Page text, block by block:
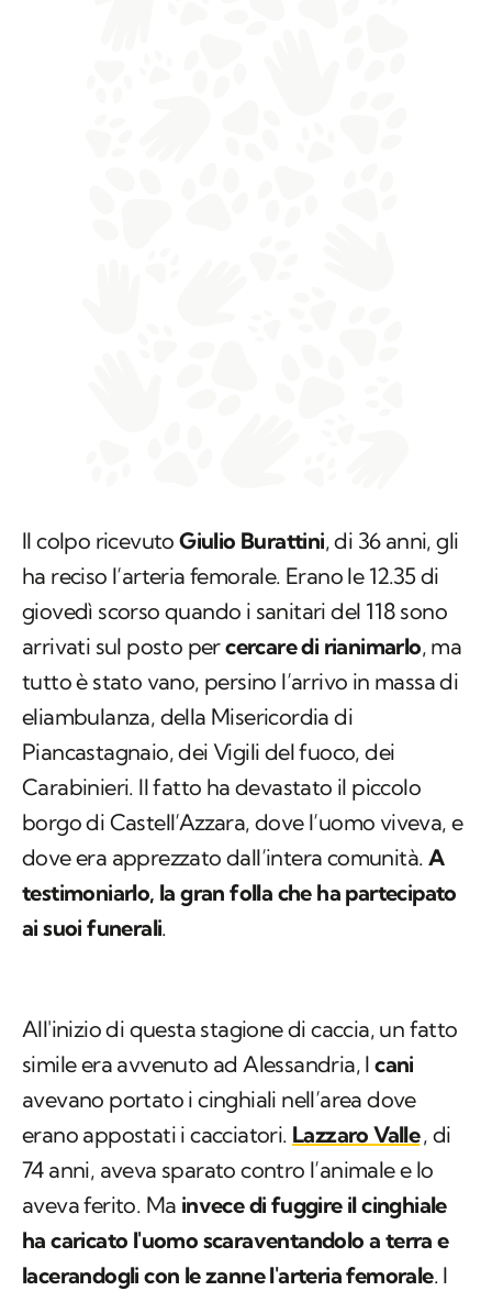
Il colpo ricevutoGiulio Burattini, di 36 anni, gli
ha reciso l’arteria femorale. Erano le 12.35 di
giovedì scorso quando i sanitari del 118 sono
arrivati sul posto percercare di rianimarlo, ma
tutto è stato vano, persino l’arrivo in massa di
eliambulanza, della Misericordia di
Piancastagnaio, dei Vigili del fuoco, dei
Carabinieri. Il fatto ha devastato il piccolo
borgo di Castell’Azzara, dove l’uomo viveva, e
dove era apprezzato dall’intera comunità. A
testimoniarlo, la gran folla che ha partecipato
ai suoi funerali.
All'inizio di questa stagione di caccia, un fatto
simile era avvenuto ad Alessandria, Icani
avevano portato i cinghiali nell’area dove
erano appostati i cacciatori. Lazzaro Valle, di
74 anni, aveva sparato contro l’animale e lo
aveva ferito. Ma invece di fuggire il cinghiale
ha caricato l'uomo scaraventandolo a terra e
lacerandogli con le zanne l'arteria femorale. I